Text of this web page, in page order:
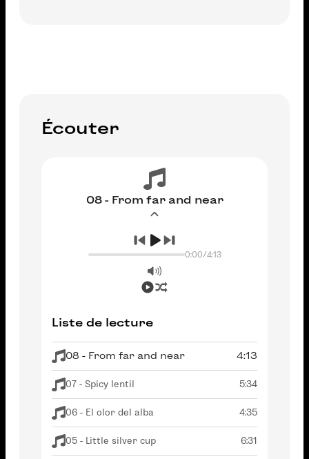
Écouter
08 - From far and near
0:00/4:13
Liste de lecture
08 - From far and near 4:13
07 - Spicy lentil 5:34
06 - El olor del alba 4:35
05 - Little silver cup 6:31